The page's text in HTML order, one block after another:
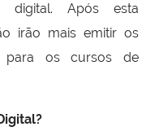
digital. Após esta
irão mais emitir os
para os cursos de